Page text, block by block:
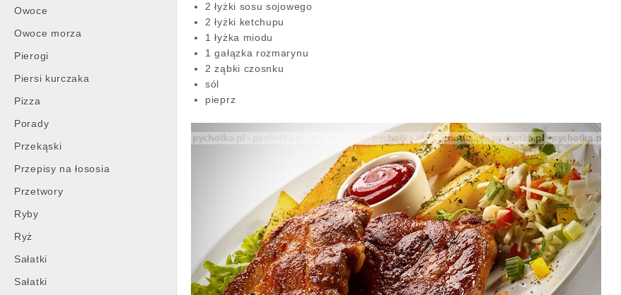
Owoce
Owoce morza
Pierogi
Piersi kurczaka
Pizza
Porady
Przekąski
Przepisy na łososia
Przetwory
Ryby
Ryż
Sałatki
Sałatki
2 łyżki sosu sojowego
2 łyżki ketchupu
1 łyżka miodu
1 gałązka rozmarynu
2 ząbki czosnku
sól
pieprz